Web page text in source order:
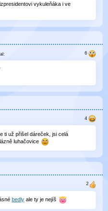
vykuleňáka i ve
ti už přišel dáreček, jsi celá
luhačovice
bedly ale ty je nejíš